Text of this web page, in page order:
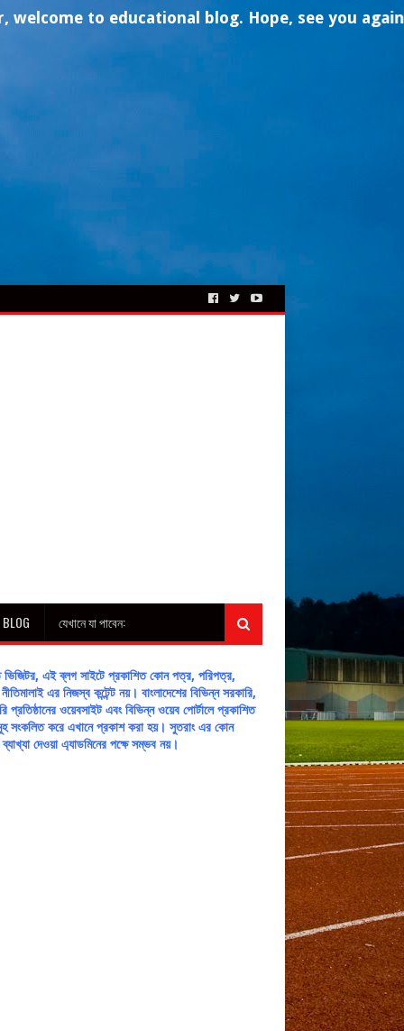
toeducationalblog. Hope, see you again- thank
যেখানে যা পাবেন:
ভিজিটর, এই ব্লগ সাইটে প্রকাশিত কোন পত্র, পরিপত্র,
এর নিজস্ব কন্টেন্ট নয়। বাংলাদেশের বিভিন্ন সরকারি,
প্রতিষ্ঠানের ওয়েবসাইট এবং বিভিন্ন ওয়েব পোর্টালে প্রকাশিত
সংকলিত করে এখানে প্রকাশ করা হয়। সুতরাং এর কোন
ব্যাখ্যা দেওয়া এ্যাডমিনের পক্ষে সম্ভব নয়।